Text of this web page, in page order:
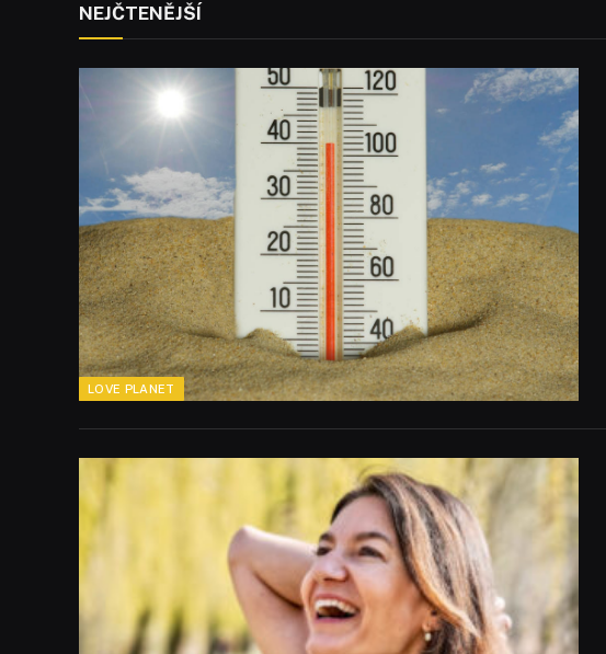
NEJČTENĚJŠÍ
LOVE PLANET